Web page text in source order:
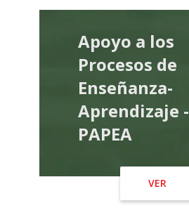
Apoyo a los
Procesos de
Enseñanza-
Aprendizaje -
PAPEA
VER